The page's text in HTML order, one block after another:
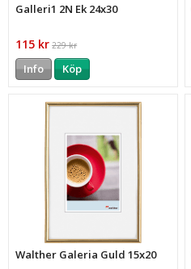
Galleri1 2N Ek 24x30
115 kr 229 kr
Info Köp
Walther Galeria Guld 15x20